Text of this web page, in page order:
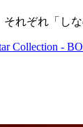
それぞれ「
Collection -